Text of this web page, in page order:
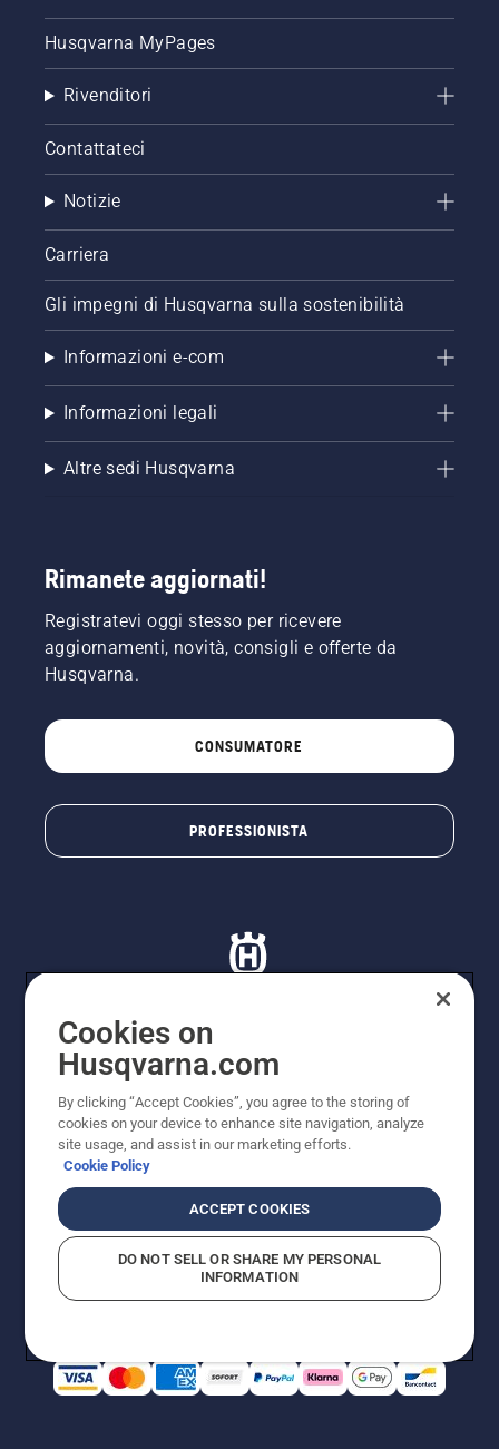
Husqvarna MyPages
Rivenditori
Contattateci
Notizie
Carriera
Gli impegni di Husqvarna sulla sostenibilità
Informazioni e-com
Informazioni legali
Altre sedi Husqvarna
Rimanete aggiornati!
Registratevi oggi stesso per ricevere
aggiornamenti, novità, consigli e offerte da
Husqvarna.
CONSUMATORE
PROFESSIONISTA
© Husqvarna AB (publ). Tutti i diritti riservati. I prezzi
Husqvarna Schweiz AG per i rivenditori specializzati
aderenti all’iniziativa, prezzi in CHF comprensivi di IVA
all’ 8,1% e TRA. Con riserva di modifica. Tutti i prezzi
indicati sono prezzi al dettaglio consigliati (IVA inclusa),
a meno che il prodotto non sia disponibile per l'acquisto
Informativa sulla privacyRiferimentiCGVF Negozio online
Segnalazione di presunte violazioni
Cookies on
Husqvarna.com
By clicking “Accept Cookies”, you agree to the storing of
cookies on your device to enhance site navigation, analyze
site usage, and assist in our marketing efforts.
Cookie Policy
ACCEPT COOKIES
DO NOT SELL OR SHARE MY PERSONAL
INFORMATION